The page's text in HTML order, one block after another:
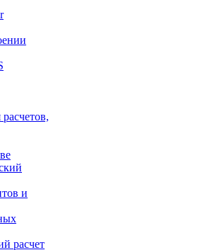
и
расчет